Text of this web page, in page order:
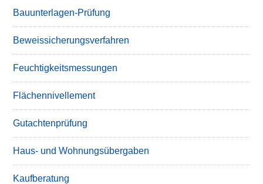
Bauunterlagen-Prüfung
Beweissicherungsverfahren
Feuchtigkeitsmessungen
Flächennivellement
Gutachtenprüfung
Haus- und Wohnungsübergaben
Kaufberatung